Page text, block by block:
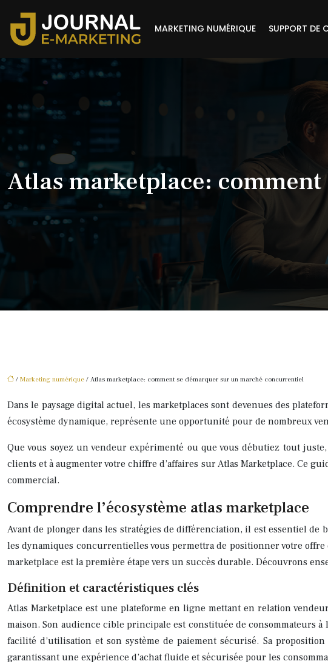
MARKETING NUMÉRIQUE SUPPORT DE
Atlas marketplace:
/ Marketing numérique / Atlas marketplace: comment se démarquer sur un marché concurrentiel
Dans le paysage digital actuel, les marketplaces sont devenues des
écosystème dynamique, représente une opportunité pour de nombreux
Que vous soyez un vendeur expérimenté ou que vous débutiez tout
clients et à augmenter votre chiffre d’affaires sur Atlas Marketplace. Ce
commercial.
Comprendre l’écosystème atlas marketplace
Avant de plonger dans les stratégies de différenciation, il est essentiel
les dynamiques concurrentielles vous permettra de positionner votre
marketplace est la première étape vers un succès durable. Découvrons
Définition et caractéristiques clés
Atlas Marketplace est une plateforme en ligne mettant en relation
maison. Son audience cible principale est constituée de consommateurs
facilité d’utilisation et son système de paiement sécurisé. Sa
garantissant une expérience d’achat fluide et sécurisée pour les